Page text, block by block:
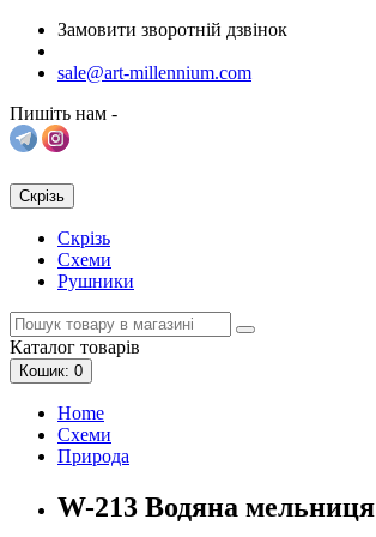
Замовити зворотній дзвінок
sale@art-millennium.com
Пишіть нам -
Скрізь
Скрізь
Схеми
Рушники
Каталог товарів
Кошик: 0
Home
Схеми
Природа
W-213 Водяна мельниця